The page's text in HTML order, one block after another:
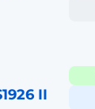
II